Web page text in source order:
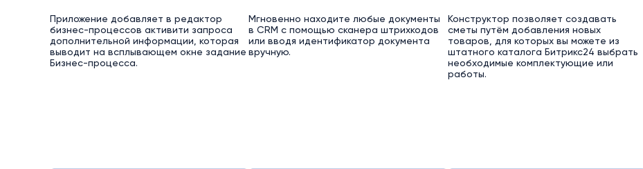
Приложение добавляет в редактор
бизнес-процессов активити запроса
дополнительной информации, которая
выводит на всплывающем окне задание
Бизнес-процесса.
Мгновенно находите любые документы
в CRM с помощью сканера штрихкодов
или вводя идентификатор документа
вручную.
Конструктор позволяет создавать
сметы путём добавления новых
товаров, для которых вы можете из
штатного каталога Битрикс24 выбрать
необходимые комплектующие или
работы.